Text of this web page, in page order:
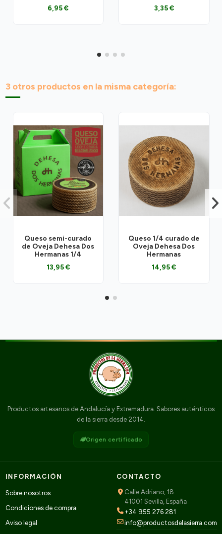
6,95 €
3,35 €
3 otros productos en la misma categoría:
Queso semi-curado
de Oveja Dehesa Dos
Hermanas 1/4
13,95 €
Queso 1/4 curado de
Oveja Dehesa Dos
Hermanas
14,95 €
Productos artesanos de Andalucía y Extremadura. Sabores auténticos
de la sierra desde 2014.
Origen certificado
INFORMACIÓN
Sobre nosotros
Condiciones de compra
Aviso legal
CONTACTO
Calle Adriano, 18
41001 Sevilla, España
+34 955 276 281
info@productosdelasierra.com